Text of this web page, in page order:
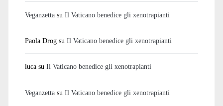
Veganzettasu Il Vaticano benedice gli xenotrapianti
Paola Drogsu Il Vaticano benedice gli xenotrapianti
lucasu Il Vaticano benedice gli xenotrapianti
Veganzettasu Il Vaticano benedice gli xenotrapianti